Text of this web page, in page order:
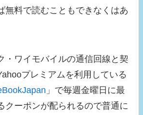
無料で読むこともできなくはあ
・ワイモバイルの通信回線と契
プレミアムを利用している
」で毎週金曜日に最
クーポンが配られるので普通に